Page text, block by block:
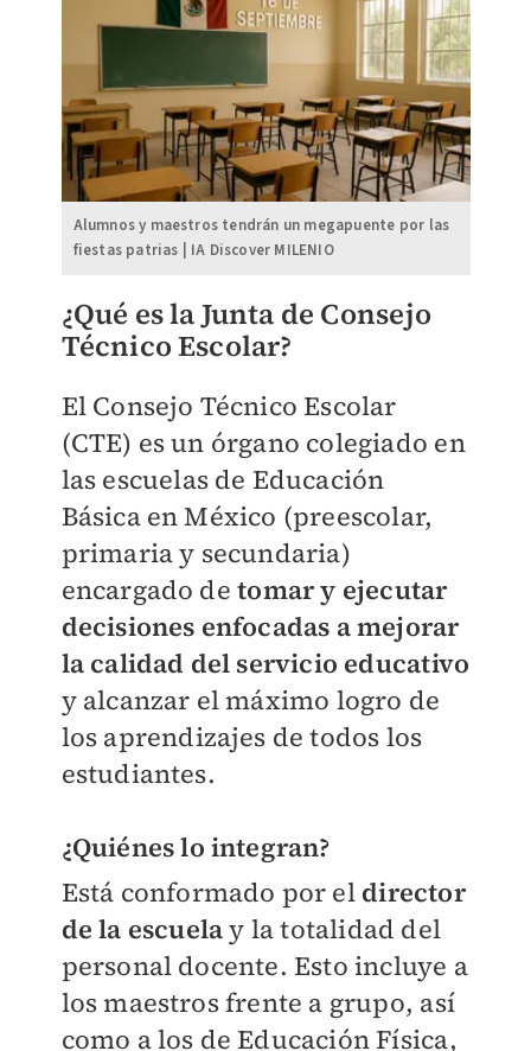
Alumnos y maestros tendrán un megapuente por las
fiestas patrias | IA Discover MILENIO
​¿Qué es la Junta de Consejo
Técnico Escolar?
El Consejo Técnico Escolar
(CTE) es un órgano colegiado en
las escuelas de Educación
Básica en México (preescolar,
primaria y secundaria)
encargado de tomar y ejecutar
decisiones enfocadas a mejorar
la calidad del servicio educativo
y alcanzar el máximo logro de
los aprendizajes de todos los
estudiantes.
¿Quiénes lo integran?
Está conformado por eldirector
de la escuelay la totalidad del
personal docente. Esto incluye a
los maestros frente a grupo, así
como a los de Educación Física,